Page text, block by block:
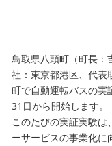
鳥取県八頭町（町長：
社：東京都港区、代表
町で自動運転バスの実
31日から開始します。
このたびの実証実験は
ーサービスの事業化に